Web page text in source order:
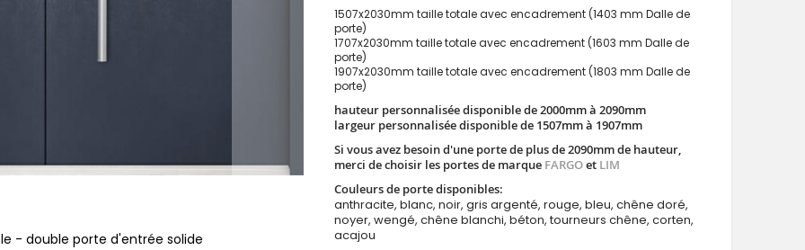
- double porte d'entrée solide
1507x2030mm taille totale avec encadrement (1403 mm Dalle de
porte)
1707x2030mm taille totale avec encadrement (1603 mm Dalle de
porte)
1907x2030mm taille totale avec encadrement (1803 mm Dalle de
porte)
hauteur personnalisée disponible de 2000mm à 2090mm
largeur personnalisée disponible de 1507mm à 1907mm
Si vous avez besoin d'une porte de plus de 2090mm de hauteur,
merci de choisir les portes de marque FARGOet LIM
Couleurs de porte disponibles:
anthracite, blanc, noir, gris argenté, rouge, bleu, chêne doré,
noyer, wengé, chêne blanchi, béton, tourneurs chêne, corten,
acajou